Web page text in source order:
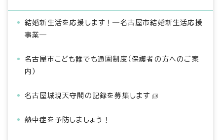
結婚新生活を応援します！―名古屋市結婚新生活応援
事業―
名古屋市こども誰でも通園制度（保護者の方へのご案
内）
名古屋城現天守閣の記録を募集します
熱中症を予防しましょう！